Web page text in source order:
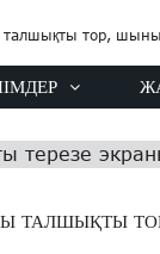
терезе
ТАЛШЫҚТЫ ТОР